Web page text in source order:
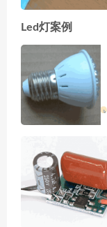
Led灯案例